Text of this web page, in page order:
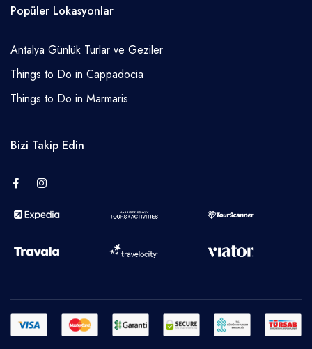
Popüler Lokasyonlar
Antalya Günlük Turlar ve Geziler
Things to Do in Cappadocia
Things to Do in Marmaris
Bizi Takip Edin